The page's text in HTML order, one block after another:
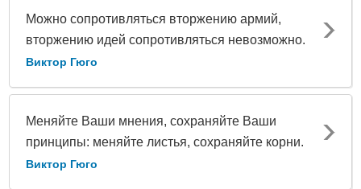
Можно сопротивляться вторжению армий,
вторжению идей сопротивляться невозможно.
Виктор Гюго
Меняйте Ваши мнения, сохраняйте Ваши
принципы: меняйте листья, сохраняйте корни.
Виктор Гюго